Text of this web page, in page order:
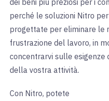
dei beni più preziosi per i
perché le soluzioni Nitro per
progettate per eliminare le
frustrazione del lavoro, in
concentrarvi sulle esigenze
della vostra attività.
Con Nitro, potete